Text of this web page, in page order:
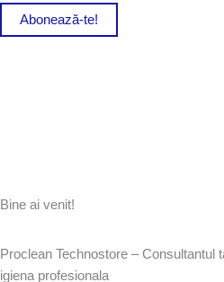
Bine ai venit!
Proclean Technostore – Consultantul
igiena profesionala